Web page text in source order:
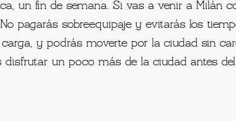
un fin de semana. Si vas a venir a Milán
pagarás sobreequipaje y evitarás los
y podrás moverte por la ciudad sin
disfrutar un poco más de la ciudad antes